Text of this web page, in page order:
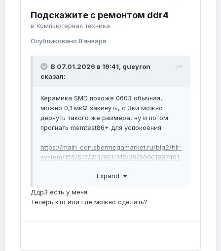
Подскажите с ремонтом ddr4
в Компьютерная техника
Опубликовано 8 января
В 07.01.2026 в 19:41, queyron
сказал:
Керамика SMD похоже 0603 обычная,
можно 0,1 мкФ закинуть, с 3ки можно
дёрнуть такого же размера, ну и потом
прогнать memtest86+ для успокоения
https://main-cdn.sbermegamarket.ru/big2/hlr-
system/155/617/313/861/315/39/60001887401
Expand
Ддр3 есть у меня.
Теперь кто или где можно сделать?